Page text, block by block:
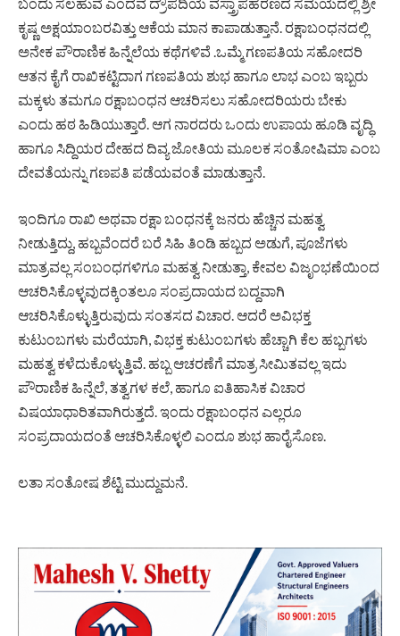
ಬಂದು ಸಲಹುವೆ ಎಂದವ ದ್ರೌಪದಿಯ ವಸ್ತ್ರಾಪಹರಣದ ಸಮಯದಲ್ಲಿ ಶ್ರೀ
ಕೃಷ್ಣ ಅಕ್ಷಯಾಂಬರವಿತ್ತು ಆಕೆಯ ಮಾನ ಕಾಪಾಡುತ್ತಾನೆ. ರಕ್ಷಾಬಂಧನದಲ್ಲಿ
ಅನೇಕ ಪೌರಾಣಿಕ ಹಿನ್ನೆಲೆಯ ಕಥೆಗಳಿವೆ .ಒಮ್ಮೆ ಗಣಪತಿಯ ಸಹೋದರಿ
ಆತನ ಕೈಗೆ ರಾಖಿಕಟ್ಟಿದಾಗ ಗಣಪತಿಯ ಶುಭ ಹಾಗೂ ಲಾಭ ಎಂಬ ಇಬ್ಬರು
ಮಕ್ಕಳು ತಮಗೂ ರಕ್ಷಾಬಂಧನ ಆಚರಿಸಲು ಸಹೋದರಿಯರು ಬೇಕು
ಎಂದು ಹಠ ಹಿಡಿಯುತ್ತಾರೆ. ಆಗ ನಾರದರು ಒಂದು ಉಪಾಯ ಹೂಡಿ ವೃದ್ಧಿ
ಹಾಗೂ ಸಿದ್ದಿಯರ ದೇಹದ ದಿವ್ಯ ಜೋತಿಯ ಮೂಲಕ ಸಂತೋಷಿ‌ಮಾ ಎಂಬ
ದೇವತೆಯನ್ನು ಗಣಪತಿ ಪಡೆಯವಂತೆ ಮಾಡುತ್ತಾನೆ.
ಇಂದಿಗೂ ರಾಖಿ ಅಥವಾ ರಕ್ಷಾ ಬಂಧನಕ್ಕೆ ಜನರು ಹೆಚ್ಚಿನ ಮಹತ್ವ
ನೀಡುತ್ತಿದ್ದು, ಹಬ್ಬವೆಂದರೆ ಬರೆ ಸಿಹಿ ತಿಂಡಿ ಹಬ್ಬದ ಅಡುಗೆ‌, ಪೂಜೆಗಳು
ಮಾತ್ರವಲ್ಲ ಸಂಬಂಧಗಳಿಗೂ ಮಹತ್ವ ನೀಡುತ್ತಾ, ಕೇವಲ ವಿಜೃಂಭಣೆಯಿಂದ
ಆಚರಿಸಿಕೊಳ್ಳವುದಕ್ಕಿಂತಲೂ ಸಂಪ್ರದಾಯದ ಬದ್ದವಾಗಿ
ಆಚರಿಸಿಕೊಳ್ಳುತ್ತಿರುವುದು ಸಂತಸದ ವಿಚಾರ. ಆದರೆ ಅವಿಭಕ್ತ
ಕುಟುಂಬಗಳು ಮರೆಯಾಗಿ, ವಿಭಕ್ತ ಕುಟುಂಬಗಳು ಹೆಚ್ಚಾಗಿ ಕೆಲ ಹಬ್ಬಗಳು
ಮಹತ್ವ ಕಳೆದುಕೊಳ್ಳುತ್ತಿವೆ. ಹಬ್ಬ ಆಚರಣೆಗೆ ಮಾತ್ರ ಸೀಮಿತವಲ್ಲ ಇದು
ಪೌರಾಣಿಕ ಹಿನ್ನೆಲೆ, ತತ್ವಗಳ ಕ‌‌ಲೆ, ಹಾಗೂ ಐತಿಹಾಸಿಕ ವಿಚಾರ
ವಿಷಯಾಧಾರಿತವಾಗಿರುತ್ತದೆ. ಇಂದು ರಕ್ಷಾಬಂಧನ ಎಲ್ಲರೂ
ಸಂಪ್ರದಾಯದಂತೆ ಆಚರಿಸಿಕೊಳ್ಳಲಿ ಎಂದೂ ಶುಭ ಹಾರೈಸೊಣ.
ಲತಾ ಸಂತೋಷ ಶೆಟ್ಟಿ ಮುದ್ದುಮನೆ.